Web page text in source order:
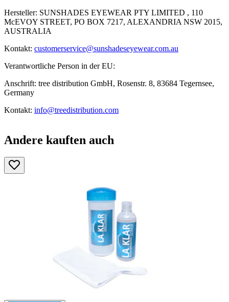
Hersteller: SUNSHADES EYEWEAR PTY LIMITED , 110
McEVOY STREET, PO BOX 7217, ALEXANDRIA NSW 2015,
AUSTRALIA
Kontakt: customerservice@sunshadeseyewear.com.au
Verantwortliche Person in der EU:
Anschrift: tree distribution GmbH, Rosenstr. 8, 83684 Tegernsee,
Germany
Kontakt: info@treedistribution.com
Andere kauften auch